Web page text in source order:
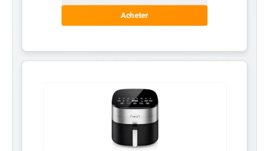
Acheter